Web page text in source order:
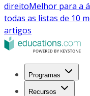
direitoMelhor para a
todas as listas de 10
artigos
Programas
Recursos